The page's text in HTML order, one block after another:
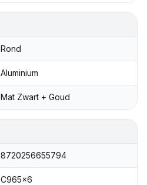
Rond
Aluminium
Mat Zwart + Goud
8720256655794
C965x6